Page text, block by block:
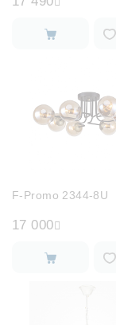
F-Promo 2344-8U
17 000